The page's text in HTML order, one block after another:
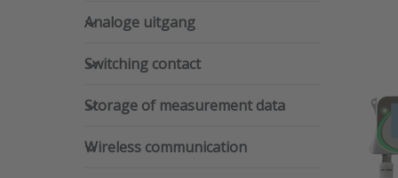
Analoge uitgang
Analoge uitgang
Switching contact
Switching contact
Storage of measurement data
Storage of measurement data
Wireless communication
Wireless communication
SKU